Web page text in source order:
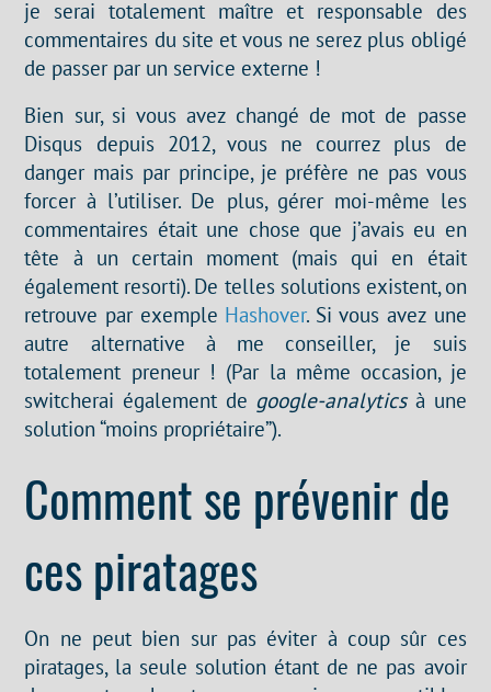
je serai totalement maître et responsable des
commentaires du site et vous ne serez plus obligé
de passer par un service externe !
Bien sur, si vous avez changé de mot de passe
Disqus depuis 2012, vous ne courrez plus de
danger mais par principe, je préfère ne pas vous
forcer à l’utiliser. De plus, gérer moi-même les
commentaires était une chose que j’avais eu en
tête à un certain moment (mais qui en était
également resorti). De telles solutions existent, on
retrouve par exemple Hashover. Si vous avez une
autre alternative à me conseiller, je suis
totalement preneur ! (Par la même occasion, je
switcherai également de google-analyticsà une
solution “moins propriétaire”).
Comment se prévenir de
ces piratages
On ne peut bien sur pas éviter à coup sûr ces
piratages, la seule solution étant de ne pas avoir